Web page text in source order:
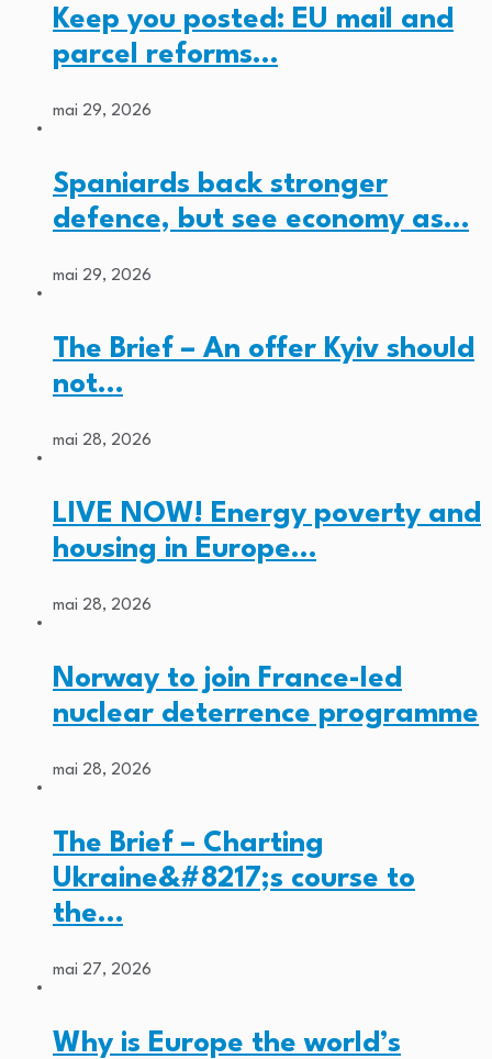
Keep you posted: EU mail and
parcel reforms…
mai 29, 2026
Spaniards back stronger
defence, but see economy as…
mai 29, 2026
The Brief – An offer Kyiv should
not…
mai 28, 2026
LIVE NOW! Energy poverty and
housing in Europe…
mai 28, 2026
Norway to join France-led
nuclear deterrence programme
mai 28, 2026
The Brief – Charting
Ukraine&#8217;s course to
the…
mai 27, 2026
Why is Europe the world’s